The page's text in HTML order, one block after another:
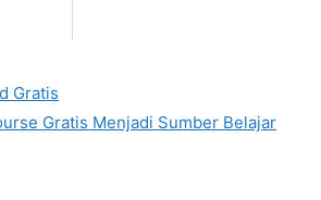
Gratis
Gratis Menjadi Sumber Belajar